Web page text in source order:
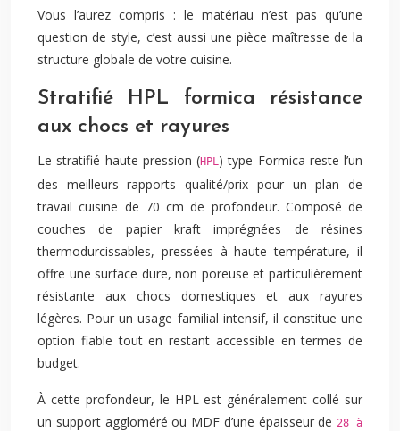
Vous l’aurez compris : le matériau n’est pas qu’une
question de style, c’est aussi une pièce maîtresse de la
structure globale de votre cuisine.
Stratifié HPL formica résistance
aux chocs et rayures
Le stratifié haute pression (HPL) type Formica reste l’un
des meilleurs rapports qualité/prix pour un plan de
travail cuisine de 70 cm de profondeur. Composé de
couches de papier kraft imprégnées de résines
thermodurcissables, pressées à haute température, il
offre une surface dure, non poreuse et particulièrement
résistante aux chocs domestiques et aux rayures
légères. Pour un usage familial intensif, il constitue une
option fiable tout en restant accessible en termes de
budget.
À cette profondeur, le HPL est généralement collé sur
un support aggloméré ou MDF d’une épaisseur de 28 à